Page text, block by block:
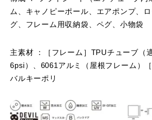
ム、キャノピーポール、エアポンプ、
グ、フレーム用収納袋、ペグ、小物袋
主素材 ：［フレーム］TPUチューブ（
6psi）、6061アルミ（屋根フレーム）
バルキーポリ